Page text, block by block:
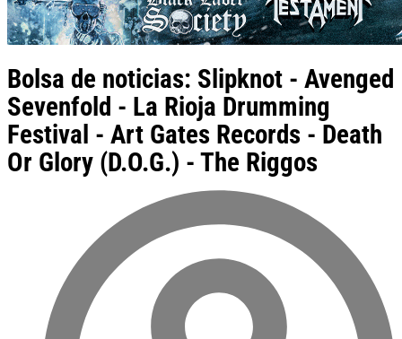
Bolsa de noticias: Slipknot - Avenged
Sevenfold - La Rioja Drumming
Festival - Art Gates Records - Death
Or Glory (D.O.G.) - The Riggos